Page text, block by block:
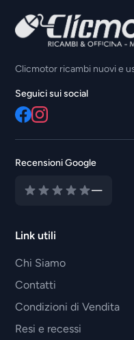
Clicmotor ricambi nuovi e
Seguici sui social
Recensioni Google
—
Link utili
Chi Siamo
Contatti
Condizioni di Vendita
Resi e recessi